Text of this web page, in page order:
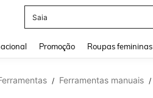
Calça Jeans Feminina
Promoção Roupas femininas
/ Ferramentas manuais /